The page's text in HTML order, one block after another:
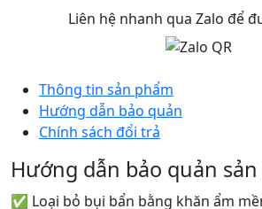
Liên hệ nhanh qua Zalo để
Thông tin sản phẩm
Hướng dẫn bảo quản
Chính sách đổi trả
Hướng dẫn bảo quản
✅ Loại bỏ bụi bẩn bằng khăn ẩm